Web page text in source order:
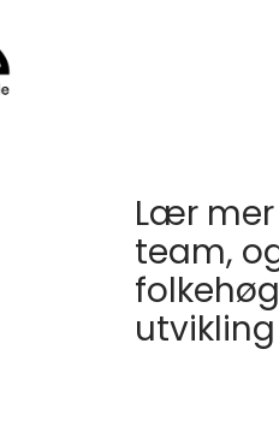
Lær mer
team,